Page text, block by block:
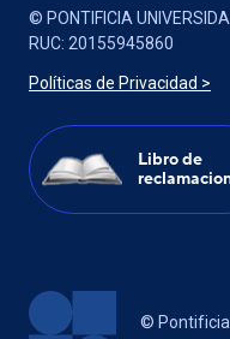
© PONTIFICIA
RUC: 20155945860
Políticas de Privacidad >
Libro de
© Pontificia